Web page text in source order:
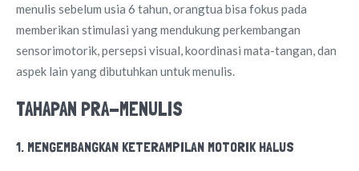
menulis sebelum usia 6 tahun, orangtua bisa fokus pada
memberikan stimulasi yang mendukung perkembangan
sensorimotorik, persepsi visual, koordinasi mata-tangan, dan
aspek lain yang dibutuhkan untuk menulis.
TAHAPAN PRA-MENULIS
1. MENGEMBANGKAN KETERAMPILAN MOTORIK HALUS